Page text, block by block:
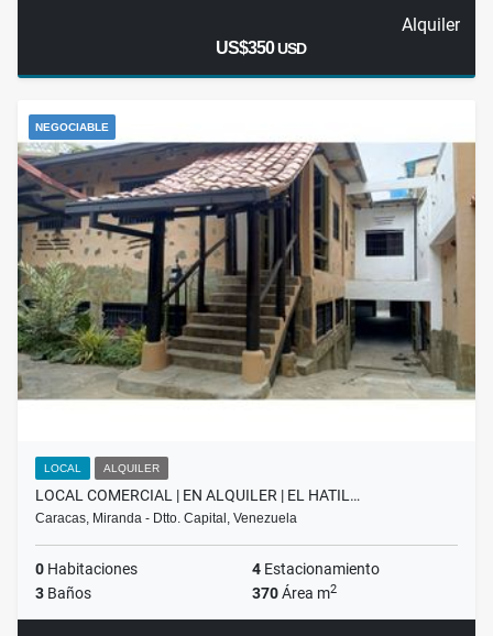
Alquiler
US$350USD
NEGOCIABLE
LOCAL ALQUILER
LOCAL COMERCIAL | EN ALQUILER | EL HATIL…
Caracas, Miranda - Dtto. Capital, Venezuela
0 Habitaciones 4 Estacionamiento
3 Baños 370Área m2